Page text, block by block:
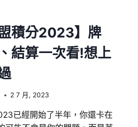
盟積分2023】牌
結算一次看!想上
2 7 月, 2023
已經開始了半年，你還卡在